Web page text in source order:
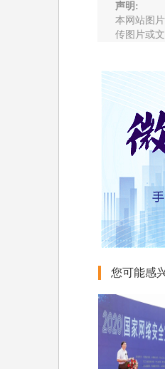
声明:
本网站图
传图片或
您可能感